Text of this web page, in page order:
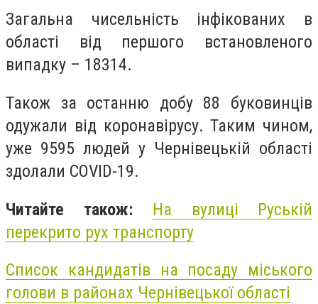
Загальна чисельність інфікованих в
області від першого встановленого
випадку – 18314.
Також за останню добу 88 буковинців
одужали від коронавірусу. Таким чином,
уже 9595 людей у Чернівецькій області
здолали COVID-19.
Читайте також: На вулиці Руській
перекрито рух транспорту
Список кандидатів на посаду міського
голови в районах Чернівецької області